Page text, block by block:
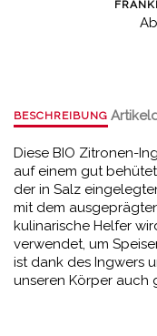
BESCHREIBUNG
Diese BIO Zitronen-
auf einem gut
der in Salz
mit dem
kulinarische Helfer
verwendet, um
ist dank des Ingwers
unseren Körper auch